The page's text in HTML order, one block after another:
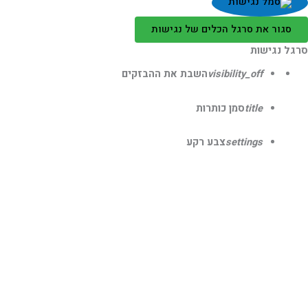
סגור את סרגל הכלים של נגישות
נגישות
visibility_offהשבת את ההבזקים
titleסמן כותרות
settingsצבע רקע